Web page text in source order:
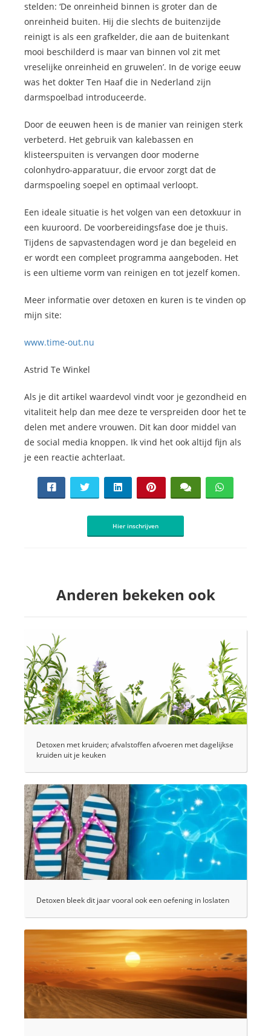
stelden: ‘De onreinheid binnen is groter dan de
onreinheid buiten. Hij die slechts de buitenzijde
reinigt is als een grafkelder, die aan de buitenkant
mooi beschilderd is maar van binnen vol zit met
vreselijke onreinheid en gruwelen’. In de vorige eeuw
was het dokter Ten Haaf die in Nederland zijn
darmspoelbad introduceerde.
Door de eeuwen heen is de manier van reinigen sterk
verbeterd. Het gebruik van kalebassen en
klisteerspuiten is vervangen door moderne
colonhydro-apparatuur, die ervoor zorgt dat de
darmspoeling soepel en optimaal verloopt.
Een ideale situatie is het volgen van een detoxkuur in
een kuuroord. De voorbereidingsfase doe je thuis.
Tijdens de sapvastendagen word je dan begeleid en
er wordt een compleet programma aangeboden. Het
is een ultieme vorm van reinigen en tot jezelf komen.
Meer informatie over detoxen en kuren is te vinden op
mijn site:
www.time-out.nu
Astrid Te Winkel
Als je dit artikel waardevol vindt voor je gezondheid en
vitaliteit help dan mee deze te verspreiden door het te
delen met andere vrouwen. Dit kan door middel van
de social media knoppen. Ik vind het ook altijd fijn als
je een reactie achterlaat.
Hier inschrijven
Anderen bekeken ook
Detoxen met kruiden; afvalstoffen afvoeren met dagelijkse
kruiden uit je keuken
Detoxen bleek dit jaar vooral ook een oefening in loslaten